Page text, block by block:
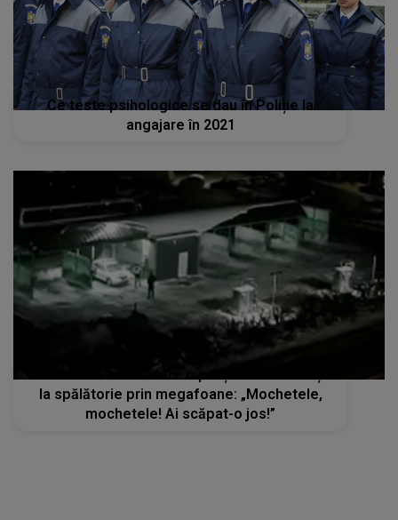
Ce teste psihologice se dau în Poliție la
angajare în 2021
la spălătorie prin megafoane: „Mochetele,
mochetele! Ai scăpat-o jos!”